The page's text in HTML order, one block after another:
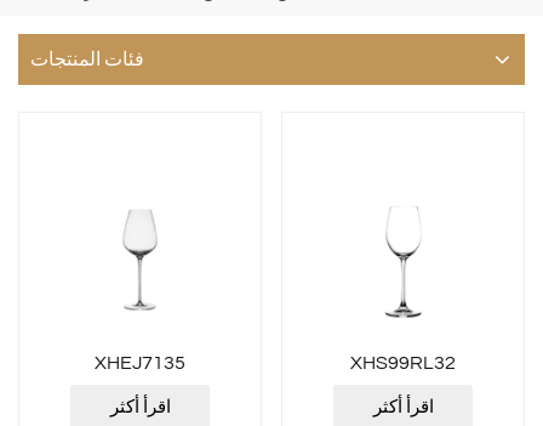
فئات المنتجات
XHEJ7135
اقرأ أكثر
XHS99RL32
اقرأ أكثر